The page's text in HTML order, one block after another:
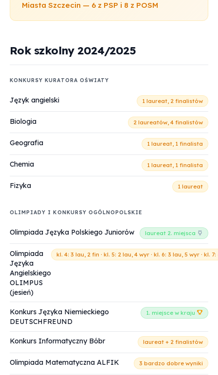
Miasta Szczecin — 6 z PSP i 8 z POSM
Rok szkolny 2024/2025
KONKURSY KURATORA OŚWIATY
Język angielski 1 laureat, 2 finalistów
Biologia 2 laureatów, 4 finalistów
Geografia 1 laureat, 1 finalista
Chemia 1 laureat, 1 finalista
Fizyka 1 laureat
OLIMPIADY I KONKURSY OGÓLNOPOLSKIE
Olimpiada Języka Polskiego Juniorów laureat 2. miejsca
Olimpiada
Języka
Angielskiego
OLIMPUS
(jesień)
kl. 4: 3 lau, 2 fin · kl. 5: 2 lau, 4 wyr · kl. 6: 3 lau, 5 wyr · kl.
Konkurs Języka Niemieckiego
DEUTSCHFREUND
1. miejsce w kraju
Konkurs Informatyczny Bóbr laureat + 2 finalistów
Olimpiada Matematyczna ALFIK 3 bardzo dobre wyniki